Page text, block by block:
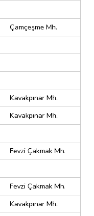
Çamçeşme Mh.
Kavakpınar Mh.
Kavakpınar Mh.
Fevzi Çakmak Mh.
Fevzi Çakmak Mh.
Kavakpınar Mh.